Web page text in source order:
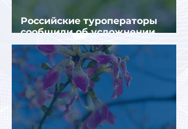
Российские туроператоры
сообщили об усложнении
получения виз в Грецию